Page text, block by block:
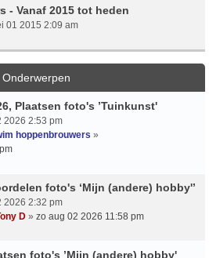
- Vanaf 2015 tot heden
01 2015 2:09 am
Onderwerpen
Plaatsen foto's ’Tuinkunst'
2026 2:53 pm
hoppenbrouwers »
foto's ‘Mijn (andere) hobby'’
2026 2:32 pm
D » zo aug 02 2026 11:58 pm
foto's ’Mijn (andere) hobby'